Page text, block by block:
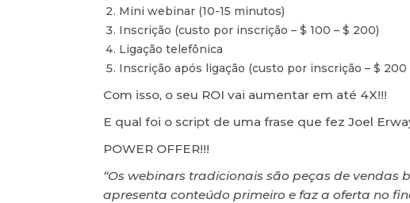
Mini webinar (10-15 minutos)
Inscrição (custo por inscrição – $ 100 – $ 200)
Ligação telefônica
Inscrição após ligação (custo por inscrição – $ 200
Com isso, o seu ROI vai aumentar em até 4X!!!
E qual foi o script de uma frase que fez Joel
POWER OFFER!!!
“Os webinars tradicionais são peças de vendas
apresenta conteúdo primeiro e faz a oferta no